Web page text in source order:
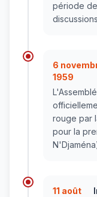
période
6
1959
rouge par
pour la
11 août